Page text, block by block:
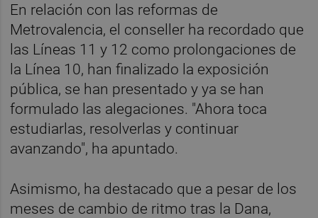
En relación con las reformas de
Metrovalencia, el conseller ha recordado que
las Líneas 11 y 12 como prolongaciones de
la Línea 10, han finalizado la exposición
pública, se han presentado y ya se han
formulado las alegaciones. "Ahora toca
estudiarlas, resolverlas y continuar
avanzando", ha apuntado.
Asimismo, ha destacado que a pesar de los
meses de cambio de ritmo tras la Dana,